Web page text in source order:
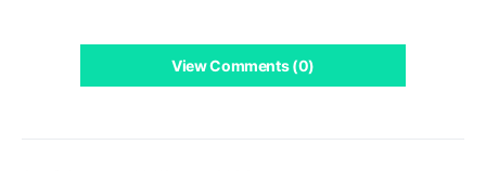
View Comments (0)